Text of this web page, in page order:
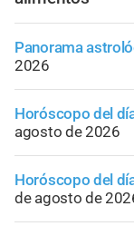
Panorama
2026
Horóscopo del
agosto de 2026
Horóscopo del
de agosto de